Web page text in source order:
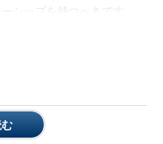
ーシップを持つべきです。
キュリティ担当者の役割
はなく、開発者がセキュリテ
るようサポートすることで